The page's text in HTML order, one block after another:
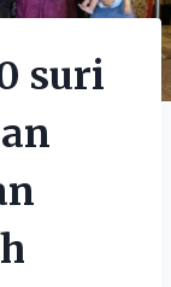
suri